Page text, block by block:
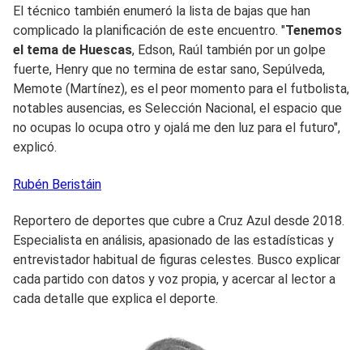
El técnico también enumeró la lista de bajas que han
complicado la planificación de este encuentro. "Tenemos
el tema de Huescas, Edson, Raúl también por un golpe
fuerte, Henry que no termina de estar sano, Sepúlveda,
Memote (Martínez), es el peor momento para el futbolista,
notables ausencias, es Selección Nacional, el espacio que
no ocupas lo ocupa otro y ojalá me den luz para el futuro",
explicó.
Rubén Beristáin
Reportero de deportes que cubre a Cruz Azul desde 2018.
Especialista en análisis, apasionado de las estadísticas y
entrevistador habitual de figuras celestes. Busco explicar
cada partido con datos y voz propia, y acercar al lector a
cada detalle que explica el deporte.